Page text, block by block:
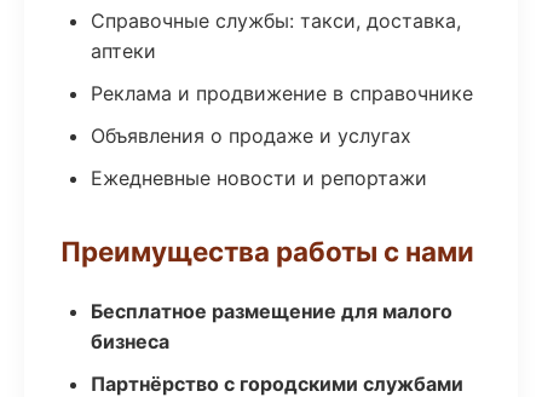
Справочные службы: такси, доставка,
аптеки
Реклама и продвижение в справочнике
Объявления о продаже и услугах
Ежедневные новости и репортажи
Преимущества работы с нами
Бесплатное размещение для малого
бизнеса
Партнёрство с городскими службами